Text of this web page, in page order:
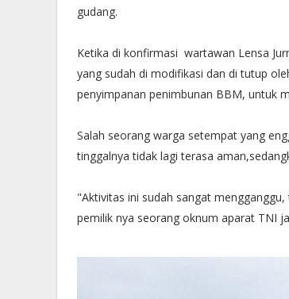
gudang.
Ketika di konfirmasi wartawan Lensa
yang sudah di modifikasi dan di tutup
penyimpanan penimbunan BBM, untuk
Salah seorang warga setempat yang
tinggalnya tidak lagi terasa
"Aktivitas ini sudah sangat
pemilik nya seorang oknum aparat TNI